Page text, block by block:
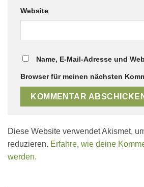
Website
Name, E-Mail-Adresse und
Browser für meinen nächsten
Diese Website verwendet Akismet,
reduzieren. Erfahre, wie deine
werden.